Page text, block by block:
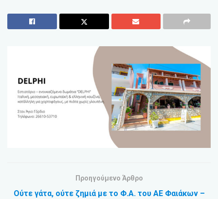
Προηγούμενο Άρθρο
Ούτε γάτα, ούτε ζημιά με το Φ.Α. του ΑΕ Φαιάκων –